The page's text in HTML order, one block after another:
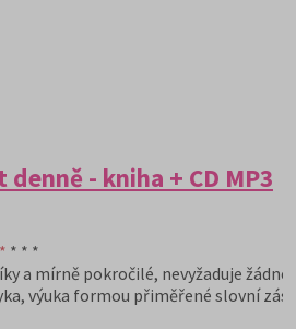
- kniha + CD MP3
* * *
a mírně pokročilé, nevyžaduje žádné
výuka formou přiměřené slovní